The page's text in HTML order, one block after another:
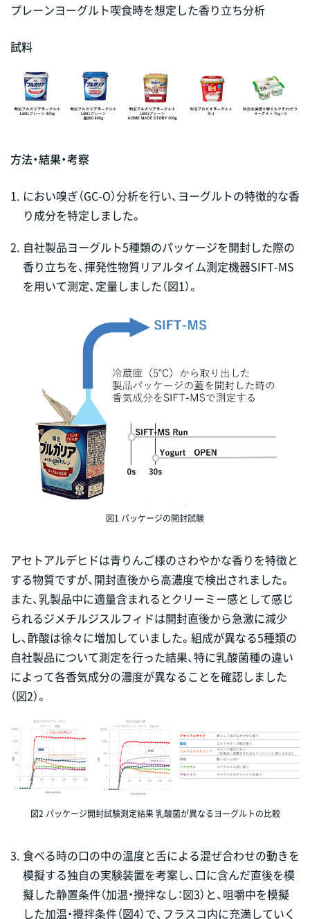
プレーンヨーグルト喫食時を想定した香り立ち分析
試料
方法・結果・考察
1. におい嗅ぎ（GC-O）分析を行い、ヨーグルトの特徴的な香
り成分を特定しました。
2. 自社製品ヨーグルト5種類のパッケージを開封した際の
香り立ちを、揮発性物質リアルタイム測定機器SIFT-MS
を用いて測定、定量しました（図1）。
図1 パッケージの開封試験
アセトアルデヒドは青りんご様のさわやかな香りを特徴と
する物質ですが、開封直後から高濃度で検出されました。
また、乳製品中に適量含まれるとクリーミー感として感じ
られるジメチルジスルフィドは開封直後から急激に減少
し、酢酸は徐々に増加していました。組成が異なる5種類の
自社製品について測定を行った結果、特に乳酸菌種の違い
によって各香気成分の濃度が異なることを確認しました
（図2）。
図2 パッケージ開封試験測定結果 乳酸菌が異なるヨーグルトの比較
3. 食べる時の口の中の温度と舌による混ぜ合わせの動きを
模擬する独自の実験装置を考案し、口に含んだ直後を模
擬した静置条件（加温・攪拌なし：図3）と、咀嚼中を模擬
した加温・攪拌条件（図4）で、フラスコ内に充満していく